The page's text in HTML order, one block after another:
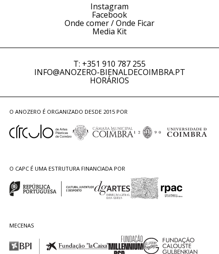
Instagram
Facebook
Onde comer / Onde Ficar
Media Kit
T: +351 910 787 255
INFO@ANOZERO-BIENALDECOIMBRA.PT
HORÁRIOS
O ANOZERO É ORGANIZADO DESDE 2015 POR
O CAPC É UMA ESTRUTURA FINANCIADA POR
MECENAS